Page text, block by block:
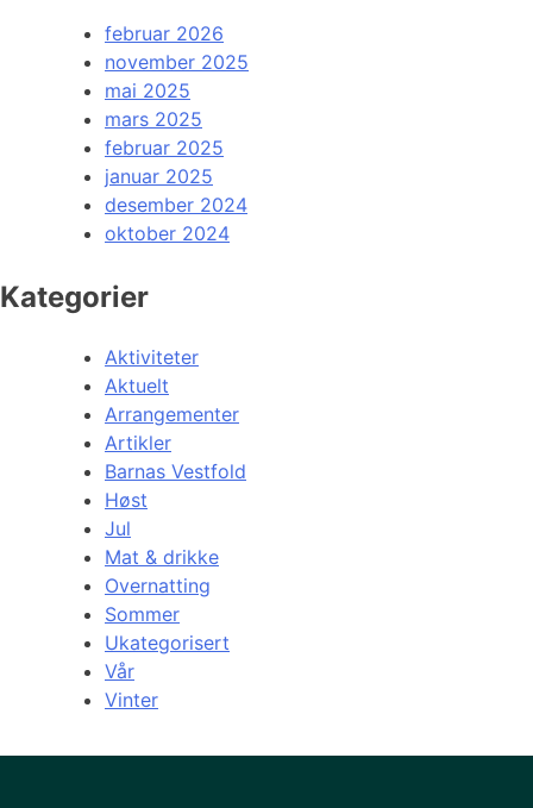
februar 2026
november 2025
mai 2025
mars 2025
februar 2025
januar 2025
desember 2024
oktober 2024
Kategorier
Aktiviteter
Aktuelt
Arrangementer
Artikler
Barnas Vestfold
Høst
Jul
Mat & drikke
Overnatting
Sommer
Ukategorisert
Vår
Vinter